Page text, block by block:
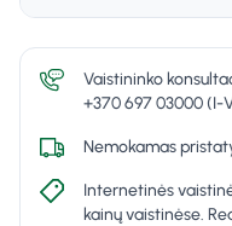
Vaistininko
+370 697 03000 (I-
Nemokamas
Internetinės
kainų vaistinėse.